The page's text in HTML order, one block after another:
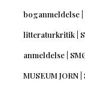
boganmeldelse
litteraturkritik |
anmeldelse |
MUSEUM JORN